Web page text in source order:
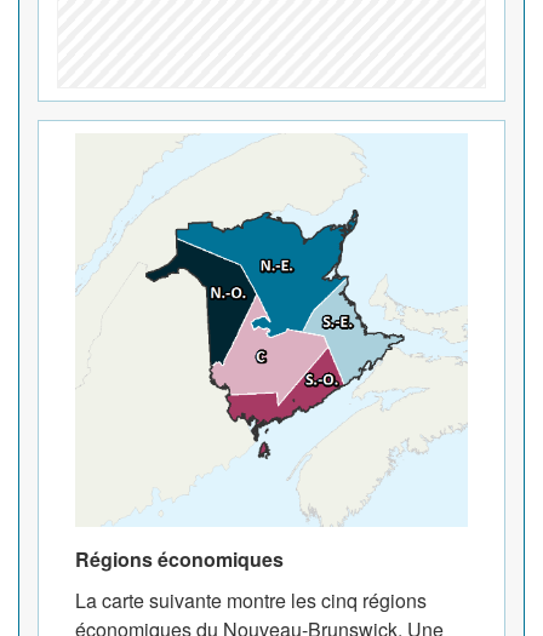
Régions économiques
La carte suivante montre les cinq régions
économiques du Nouveau-Brunswick. Une